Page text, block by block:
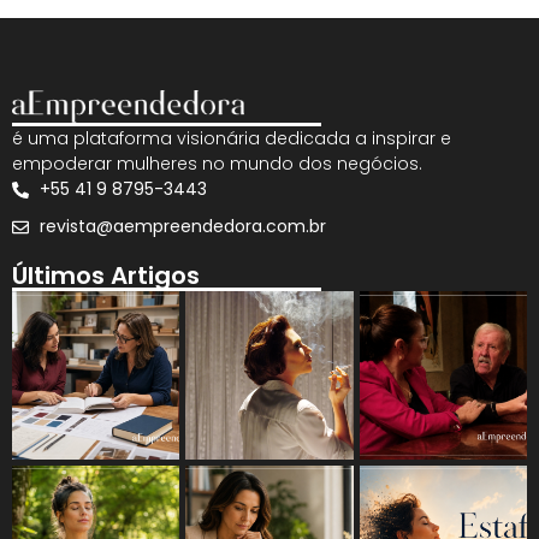
é uma plataforma visionária dedicada a inspirar e
empoderar mulheres no mundo dos negócios.
+55 41 9 8795-3443
revista@aempreendedora.com.br
Últimos Artigos